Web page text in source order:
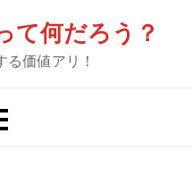
て何だろう？
る価値アリ！